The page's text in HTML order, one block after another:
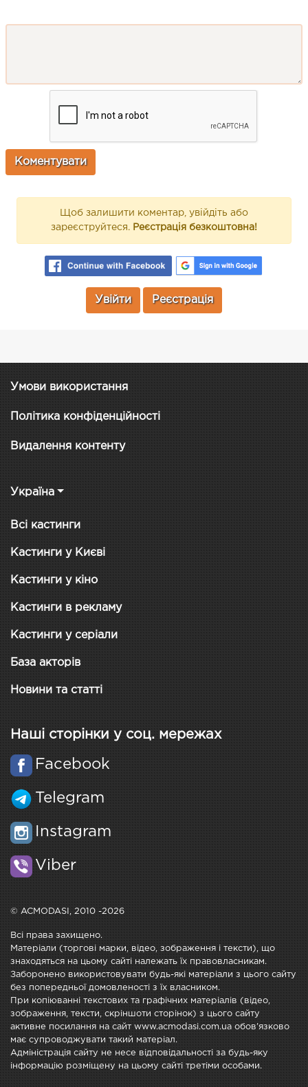
Щоб залишити коментар, увійдіть або
зареєструйтеся. Реєстрація безкоштовна!
Увійти Реєстрація
Умови використання
Політика конфіденційності
Видалення контенту
Україна
Всі кастинги
Кастинги у Києві
Кастинги у кіно
Кастинги в рекламу
Кастинги у серіали
База акторів
Новини та статті
Наші сторінки у соц. мережах
Facebook
Telegram
Instagram
Viber
© ACMODASI, 2010 -2026
Всі права захищено.
Матеріали (торгові марки, відео, зображення і тексти), що
знаходяться на цьому сайті належать їх правовласникам.
Заборонено використовувати будь-які матеріали з цього сайту
без попередньої домовленості з їх власником.
При копіюванні текстових та графічних матеріалів (відео,
зображення, тексти, скріншоти сторінок) з цього сайту
активне посилання на сайт www.acmodasi.com.ua обов'язково
має супроводжувати такий матеріал.
Адміністрація сайту не несе відповідальності за будь-яку
інформацію розміщену на цьому сайті третіми особами.